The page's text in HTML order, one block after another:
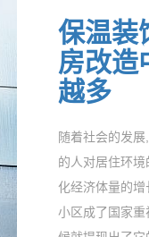
保温装
房改造
越多
随着社会的发
的人对居住环
化经济体量的
小区成了国家